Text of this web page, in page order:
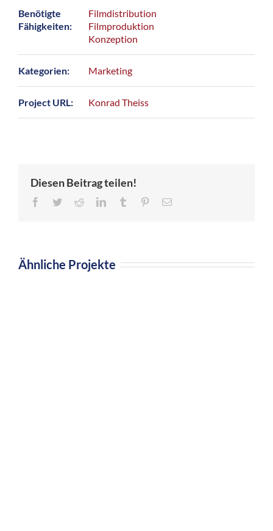
Benötigte
Fähigkeiten:
Filmdistribution
Filmproduktion
Konzeption
Kategorien: Marketing
Project URL: Konrad Theiss
Diesen Beitrag teilen!
Facebook
TwitterRedditLinkedInTumblr Pinterest
E-
Ähnliche Projekte